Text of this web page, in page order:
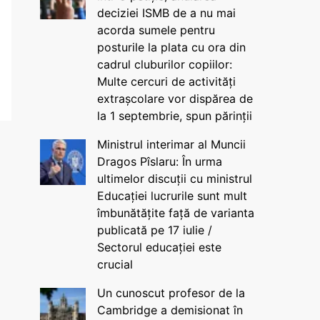
deciziei ISMB de a nu mai
acorda sumele pentru
posturile la plata cu ora din
cadrul cluburilor copiilor:
Multe cercuri de activități
extrașcolare vor dispărea de
la 1 septembrie, spun părinții
Ministrul interimar al Muncii
Dragos Pîslaru: În urma
ultimelor discuții cu ministrul
Educației lucrurile sunt mult
îmbunătățite față de varianta
publicată pe 17 iulie /
Sectorul educației este
crucial
Un cunoscut profesor de la
Cambridge a demisionat în